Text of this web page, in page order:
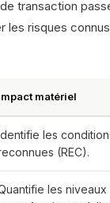
transaction
risques
matériel
les
(REC).
les